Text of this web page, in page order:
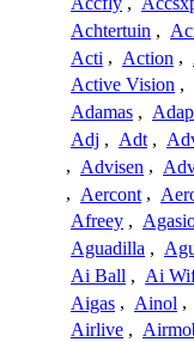
Achtertuin ,
Acti , Action ,
Active Vision ,
Adamas ,
Adj , Adt ,
, Advisen ,
, Aercont ,
Afreey ,
Aguadilla ,
Ai Ball , Ai
Aigas , Ainol ,
Airlive ,